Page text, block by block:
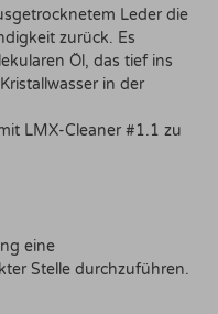
Leder die
zurück. Es
Öl, das tief ins
in der
LMX-Cleaner #1.1 zu
eine
Stelle durchzuführen.